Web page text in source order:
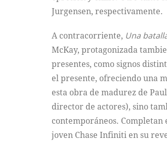
Jurgensen, respectivamente.
A contracorriente, Una
McKay, protagonizada
presentes, como signos
el presente, ofreciendo una
esta obra de madurez de
director de actores), sino
contemporáneos. Completan
joven Chase Infiniti en su